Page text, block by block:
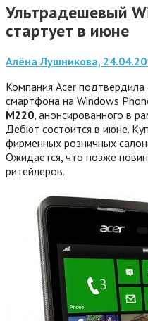
Ультрадешевый
стартует в июне
Алёна Лушникова,
Компания Acer подтвердила
смартфона на Windows
M220 , анонсированного в
Дебют состоится в июне.
фирменных розничных
Ожидается, что позже
ритейлеров.